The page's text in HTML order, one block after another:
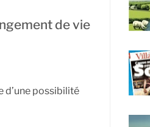
de vie
d’une possibilité